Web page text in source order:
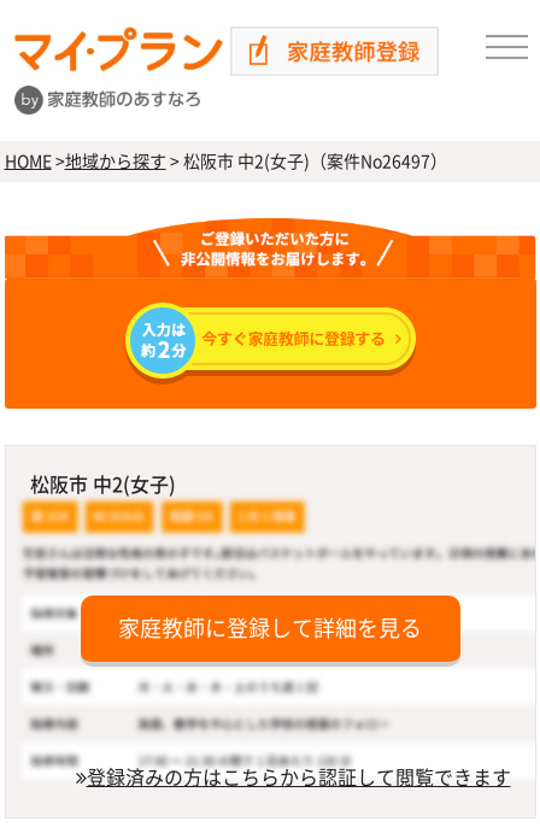
HOME>地域から探す >松阪市 中2(女子)（案件No26497）
松阪市 中2(女子)
家庭教師に登録して詳細を見る
登録済みの方はこちらから認証して閲覧できます